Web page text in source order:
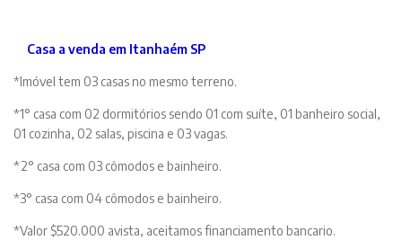
Casa a venda em Itanhaém SP
*Imóvel tem 03 casas no mesmo terreno.
*1° casa com 02 dormitórios sendo 01 com suíte, 01 banheiro social,
01 cozinha, 02 salas, piscina e 03 vagas.
*2° casa com 03 cômodos e bainheiro.
*3° casa com 04 cômodos e bainheiro.
*Valor $520.000 avista, aceitamos financiamento bancario.